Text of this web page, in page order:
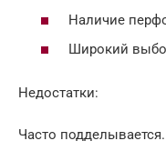
Наличие
Широкий
Недостатки:
Часто подделывается.